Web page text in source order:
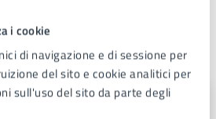
i cookie
di navigazione e di sessione per
del sito e cookie analitici per
sull'uso del sito da parte degli